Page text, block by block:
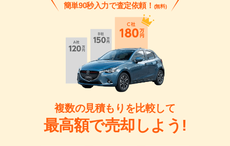
簡単90秒入力で査定依頼！ (無料)
複数の見積もりを比較して
最高額で売却しよう!